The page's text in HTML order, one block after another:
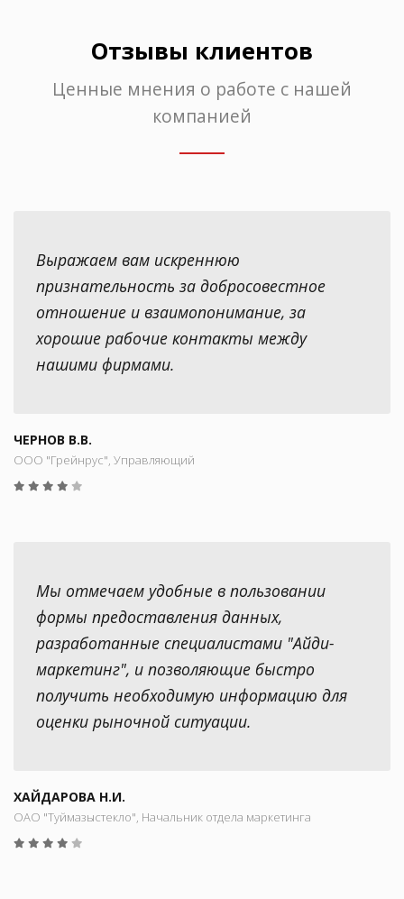
Отзывы клиентов
Ценные мнения о работе с нашей
компанией
Выражаем вам искреннюю
признательность за добросовестное
отношение и взаимопонимание, за
хорошие рабочие контакты между
нашими фирмами.
ЧЕРНОВ В.В.
ООО "Грейнрус", Управляющий
Мы отмечаем удобные в пользовании
формы предоставления данных,
разработанные специалистами "Айди-
маркетинг", и позволяющие быстро
получить необходимую информацию для
оценки рыночной ситуации.
ХАЙДАРОВА Н.И.
ОАО "Туймазыстекло", Начальник отдела маркетинга